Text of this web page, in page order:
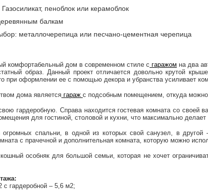
Газосиликат, пеноблок или керамоблок
балкам
металлочерепица или песчано-цементная черепица
комфортабельный дом в современном стиле с гаражом на два
образ. Данный проект отличается довольно крутой
при оформлении ее с помощью декора и убранства усиливает
дома является гараж с подсобным помещением, откуда
гардеробную. Справа находится гостевая комната со своей
для гостиной, столовой и кухни, что максимально
огромных спальни, в одной из которых свой санузел, в
с прачечной и дополнительная комната, которую можно
особняк для большой семьи, которая не хочет
с гардеробной – 5,6 м2;